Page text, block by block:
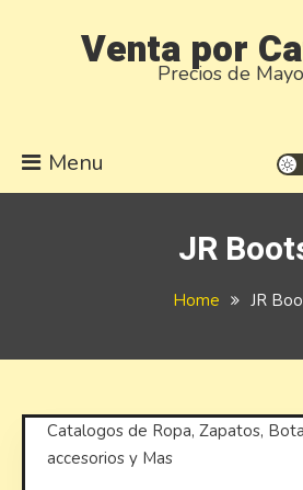
Venta por
Precios de
Menu
JR
Home JR
Catalogos de Ropa, Zapatos,
accesorios y Mas